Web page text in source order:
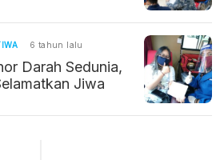
6 tahun lalu
Darah Sedunia,
Jiwa